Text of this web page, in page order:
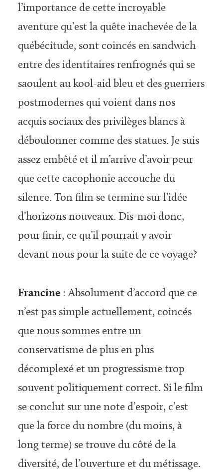
l’importance de cette incroyable
aventure qu’est la quête inachevée de la
québécitude, sont coincés en sandwich
entre des identitaires renfrognés qui se
saoulent au kool-aid bleu et des guerriers
postmodernes qui voient dans nos
acquis sociaux des privilèges blancs à
déboulonner comme des statues. Je suis
assez embêté et il m’arrive d’avoir peur
que cette cacophonie accouche du
silence. Ton film se termine sur l’idée
d’horizons nouveaux. Dis-moi donc,
pour finir, ce qu’il pourrait y avoir
devant nous pour la suite de ce voyage?
Francine : Absolument d’accord que ce
n’est pas simple actuellement, coincés
que nous sommes entre un
conservatisme de plus en plus
décomplexé et un progressisme trop
souvent politiquement correct. Si le film
se conclut sur une note d’espoir, c’est
que la force du nombre (du moins, à
long terme) se trouve du côté de la
diversité, de l’ouverture et du métissage.